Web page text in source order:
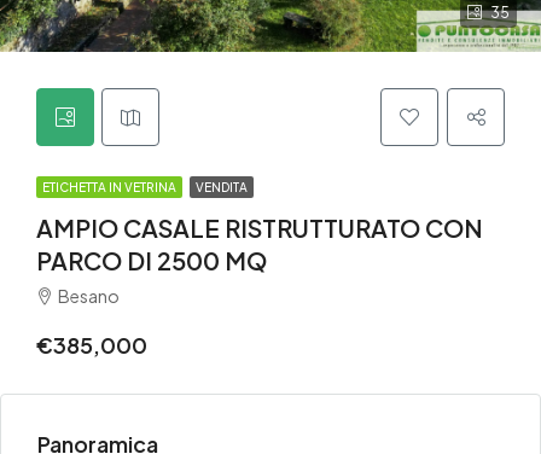
35
ETICHETTA IN VETRINA VENDITA
AMPIO CASALE RISTRUTTURATO CON
PARCO DI 2500 MQ
Besano
€385,000
Panoramica